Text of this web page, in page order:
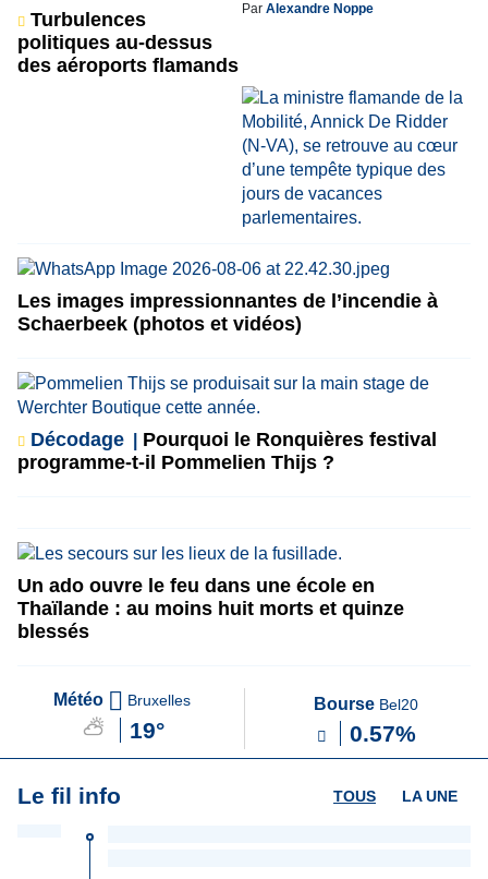
Turbulences
politiques au-dessus
des aéroports flamands
Par Alexandre Noppe
Les images impressionnantes de l’incendie à
Schaerbeek (photos et vidéos)
Décodage
Pourquoi le Ronquières festival
programme-t-il Pommelien Thijs ?
Un ado ouvre le feu dans une école en
Thaïlande : au moins huit morts et quinze
blessés
Météo Bruxelles
19°
Bourse Bel20
0.57%
Le fil info LA UNE
TOUS